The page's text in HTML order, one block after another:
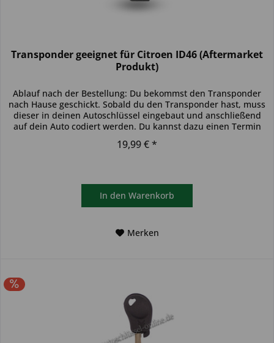
Transponder geeignet für Citroen ID46 (Aftermarket
Produkt)
Ablauf nach der Bestellung: Du bekommst den Transponder
nach Hause geschickt. Sobald du den Transponder hast, muss
dieser in deinen Autoschlüssel eingebaut und anschließend
auf dein Auto codiert werden. Du kannst dazu einen Termin
19,99 € *
In den Warenkorb
Merken